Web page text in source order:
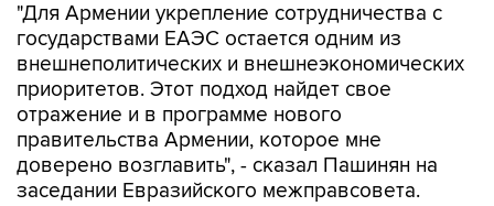
"Для Армении укрепление сотрудничества с
государствами ЕАЭС остается одним из
внешнеполитических и внешнеэкономических
приоритетов. Этот подход найдет свое
отражение и в программе нового
правительства Армении, которое мне
доверено возглавить", - сказал Пашинян на
заседании Евразийского межправсовета.